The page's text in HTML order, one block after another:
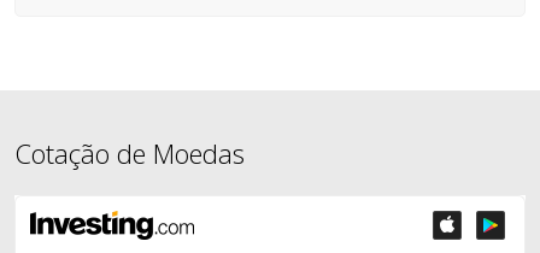
Cotação de Moedas